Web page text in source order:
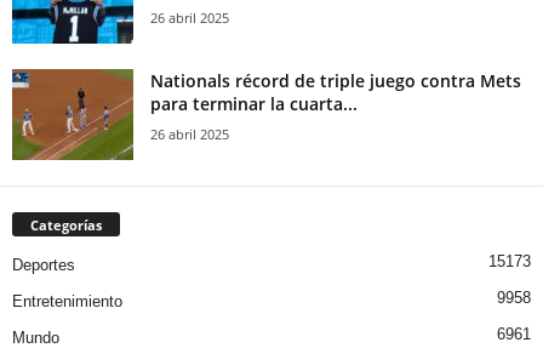
26 abril 2025
Nationals récord de triple juego contra Mets
para terminar la cuarta...
26 abril 2025
Categorías
Deportes 15173
Entretenimiento 9958
Mundo 6961